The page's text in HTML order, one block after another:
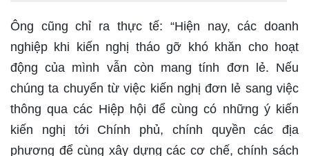
Ông cũng chỉ ra thực tế: “Hiện nay, các doanh
nghiệp khi kiến nghị tháo gỡ khó khăn cho hoạt
động của mình vẫn còn mang tính đơn lẻ. Nếu
chúng ta chuyển từ việc kiến nghị đơn lẻ sang việc
thông qua các Hiệp hội để cùng có những ý kiến
kiến nghị tới Chính phủ, chính quyền các địa
phương để cùng xây dựng các cơ chế, chính sách